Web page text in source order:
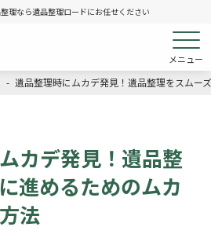
理なら遺品整理ロードにお任せください
メニュー
- 遺品整理時にムカデ発見！遺品整理をスムー
カデ発見！遺品整
進めるためのムカ
法